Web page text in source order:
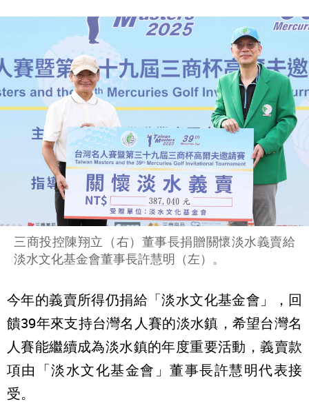
三商投控陳翔立（右）董事長捐贈關懷淡水義賣給
淡水文化基金會董事長許慧明（左）。
今年的義賣所得仍捐給「淡水文化基金會」，回
饋39年來支持台灣名人賽的淡水鎮，希望台灣名
人賽能繼續成為淡水鎮的年度重要活動，義賣款
項由「淡水文化基金會」董事長許慧明代表接
受。